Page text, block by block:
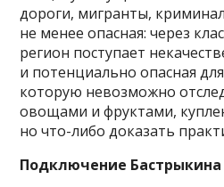
дороги, мигранты,
не менее опасная: через
регион поступает
и потенциально опасная
которую невозможно
овощами и фруктами,
но что-либо доказать
Подключение Бастрыкина